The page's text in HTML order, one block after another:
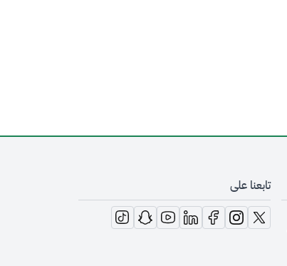
تابعنا على
opens in new window
opens in new window
opens in new window
opens in new window
opens in new window
opens in new window
opens in new window